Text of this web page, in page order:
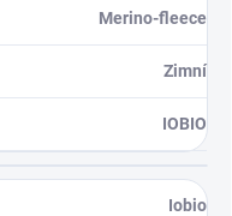
Merino-fleece
Zimní
IOBIO
Iobio